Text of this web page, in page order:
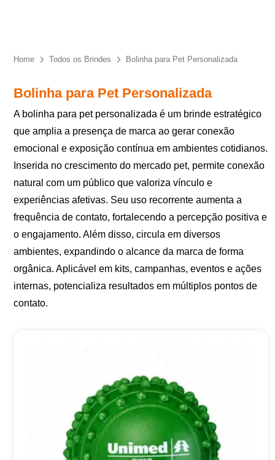
Home Todos os Brindes Bolinha para Pet Personalizada
Bolinha para Pet Personalizada
A bolinha para pet personalizada é um brinde estratégico
que amplia a presença de marca ao gerar conexão
emocional e exposição contínua em ambientes cotidianos.
Inserida no crescimento do mercado pet, permite conexão
natural com um público que valoriza vínculo e
experiências afetivas. Seu uso recorrente aumenta a
frequência de contato, fortalecendo a percepção positiva e
o engajamento. Além disso, circula em diversos
ambientes, expandindo o alcance da marca de forma
orgânica. Aplicável em kits, campanhas, eventos e ações
internas, potencializa resultados em múltiplos pontos de
contato.
sua privacidade, utilizaremos seus dados apenas para fins
de marketing. Você pode alterar suas preferências a
Iniciar conversa